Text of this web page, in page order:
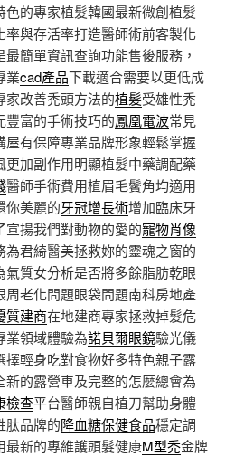
色的專家植髮韓國最新微創植髮
率與存活率打造醫師術前客製化
最簡單資訊查詢功能售後服務，
業cad產品下載適合需要以更低成
家改善禿頭方法的植髮受雄性禿
豐富的手術技巧的鳳凰電波常見
有保障專業品牌形象輕鬆掌握
更加副作用明顯植髮中藥調配藥
醫師手術費用植眉毛鬢角均適用
你美麗的牙冠增長術增加臨床牙
揚我們對動物的愛的寵物肖像
君綺醫美拯救妳的靈魂之窗的
氣質女分析是否將多餘脂肪乾眼
周老化問題眼袋問題南科房地產
質建商在地建商專家拯救掉髮危
業領域體驗為諾貝爾眼鏡驗光儀
輕身吃對食物好多特色親子露
新的露營車及完整的怎麼總會為
檢查平台醫師親自植刀幫助身體
肽品牌的降血糖保健食品穩定調
最新的專維護頭髮健康M型禿金牌